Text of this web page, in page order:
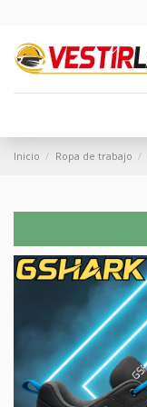
Inicio Ropa de trabajo